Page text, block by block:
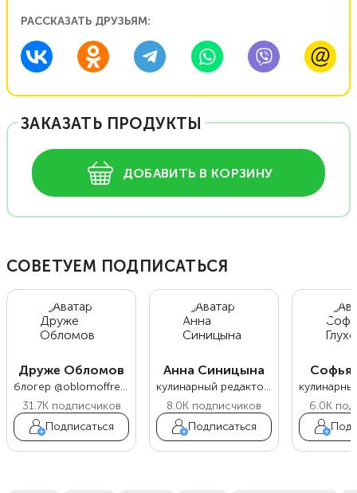
РАССКАЗАТЬ ДРУЗЬЯМ:
ЗАКАЗАТЬ ПРОДУКТЫ
ДОБАВИТЬ В КОРЗИНУ
СОВЕТУЕМ ПОДПИСАТЬСЯ
Друже Обломов
блогер @oblomoffrecipe
31.7Kподписчиков
Подписаться
Анна Синицына
кулинарный редактор Food.ru
8.0K подписчиков
Подписаться
Софья
6.0K